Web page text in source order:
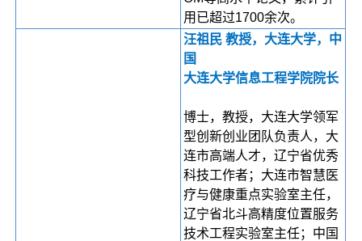
用已超过1700余次。
汪祖民 教授，大连大学，中
国
大连大学信息工程学院院长
博士，教授，大连大学领军
型创新创业团队负责人，大
连市高端人才，辽宁省优秀
科技工作者；大连市智慧医
疗与健康重点实验室主任，
辽宁省北斗高精度位置服务
技术工程实验室主任；中国